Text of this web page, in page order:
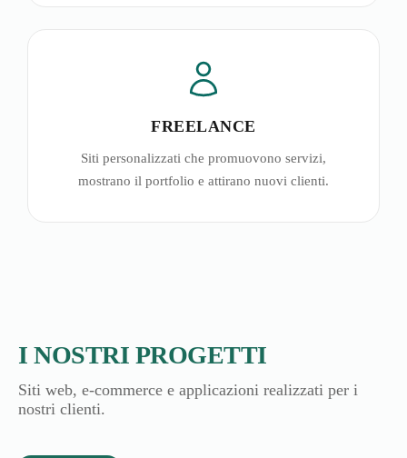
FREELANCE
Siti personalizzati che promuovono servizi,
mostrano il portfolio e attirano nuovi clienti.
I NOSTRI PROGETTI
Siti web, e-commerce e applicazioni realizzati per i
nostri clienti.